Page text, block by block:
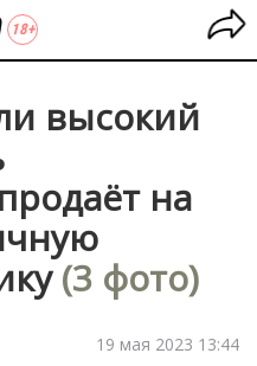
высокий
на
(3 фото)
19 мая 2023 13:44